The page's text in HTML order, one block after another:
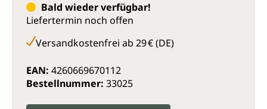
Bald wieder verfügbar!
Liefertermin noch offen
Versandkostenfrei ab 29 € (DE)
EAN: 4260669670112
Bestellnummer: 33025